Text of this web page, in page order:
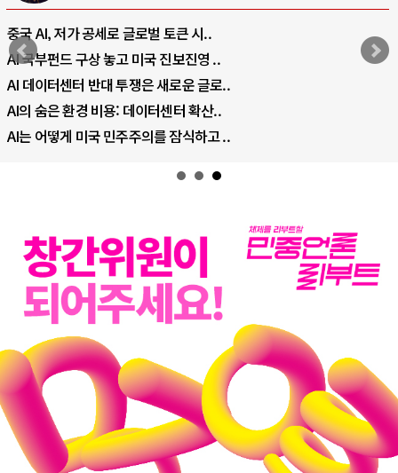
중국 AI, 저가 공세로 글로벌 토큰 시..
AI 국부펀드 구상 놓고 미국 진보진영 ..
AI 데이터센터 반대 투쟁은 새로운 글로..
AI의 숨은 환경 비용: 데이터센터 확산..
AI는 어떻게 미국 민주주의를 잠식하고 ..